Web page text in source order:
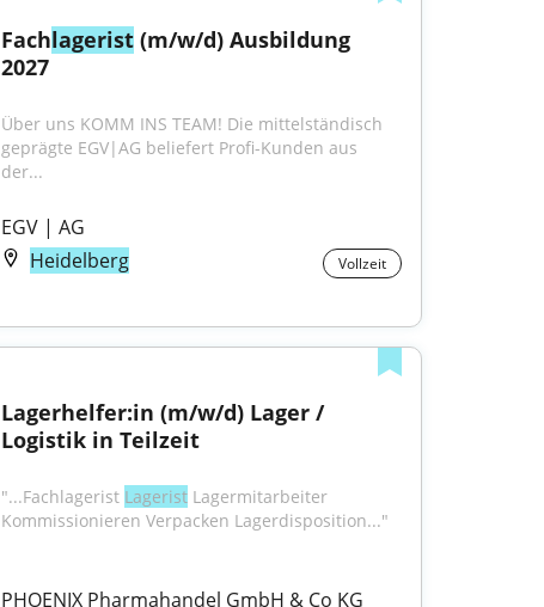
Fachlagerist (m/w/d) Ausbildung
2027
Über uns KOMM INS TEAM! Die mittelständisch
geprägte EGV|AG beliefert Profi-Kunden aus
der...
EGV | AG
Heidelberg
Vollzeit
Lagerhelfer:in (m/w/d) Lager /
Logistik in Teilzeit
"...Fachlagerist Lagerist Lagermitarbeiter
Kommissionieren Verpacken Lagerdisposition..."
PHOENIX Pharmahandel GmbH & Co KG